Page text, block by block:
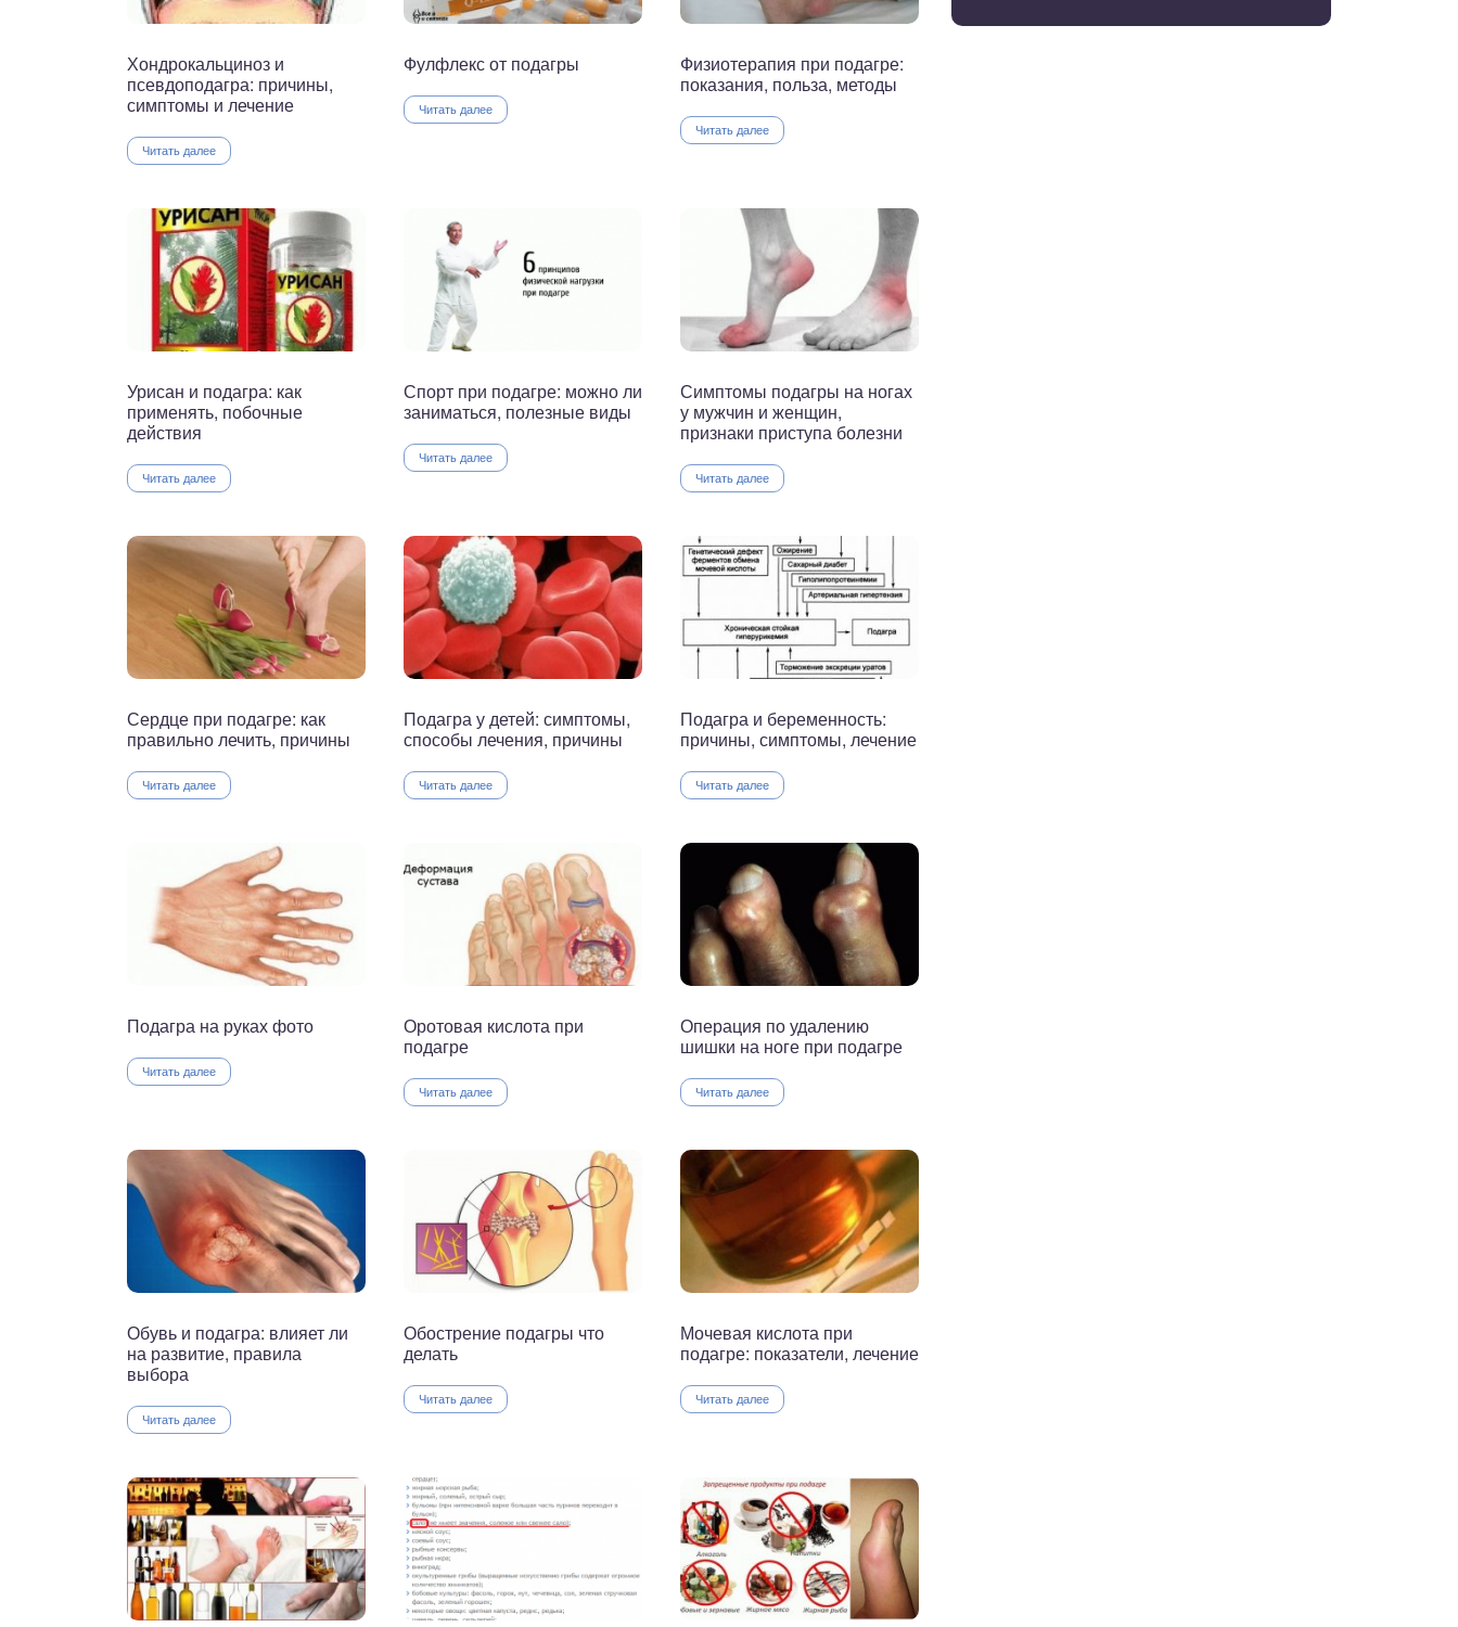
Хондрокальциноз и
псевдоподагра: причины,
симптомы и лечение
Читать далее
Фулфлекс от подагры
Читать далее
Физиотерапия при подагре:
показания, польза, методы
Читать далее
Урисан и подагра: как
применять, побочные
действия
Читать далее
Спорт при подагре: можно ли
заниматься, полезные виды
Читать далее
Симптомы подагры на ногах
у мужчин и женщин,
признаки приступа болезни
Читать далее
Сердце при подагре: как
правильно лечить, причины
Читать далее
Подагра у детей: симптомы,
способы лечения, причины
Читать далее
Подагра и беременность:
причины, симптомы, лечение
Читать далее
Подагра на руках фото
Читать далее
Оротовая кислота при
подагре
Читать далее
Операция по удалению
шишки на ноге при подагре
Читать далее
Обувь и подагра: влияет ли
на развитие, правила
выбора
Читать далее
Обострение подагры что
делать
Читать далее
Мочевая кислота при
подагре: показатели, лечение
Читать далее